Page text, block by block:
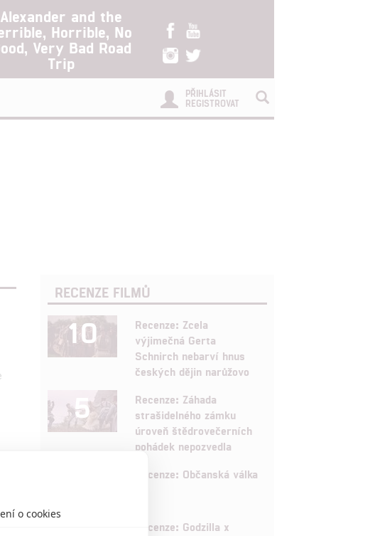
Alexander and the
Horrible, No
Very Bad Road
Trip
PŘIHLÁSIT
REGISTROVAT
RECENZE FILMŮ
10
Recenze: Zcela
výjimečná Gerta
Schnirch nebarví hnus
českých dějin narůžovo
5
Recenze: Záhada
strašidelného zámku
úroveň štědrovečerních
pohádek nepozvedla
Recenze: Občanská válka
Recenze: Godzilla x
o cookies